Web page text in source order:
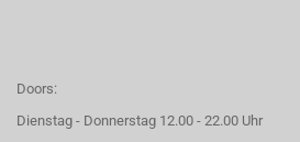
Doors:
Dienstag - Donnerstag 12.00 - 22.00 Uhr